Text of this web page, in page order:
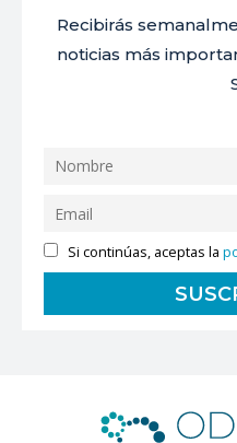
Recibirás
noticias más
Si continúas, aceptas la